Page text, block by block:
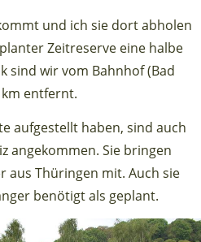
und ich sie dort abholen
Zeitreserve eine halbe
sind wir vom Bahnhof (Bad
entfernt.
aufgestellt haben, sind auch
angekommen. Sie bringen
aus Thüringen mit. Auch sie
benötigt als geplant.